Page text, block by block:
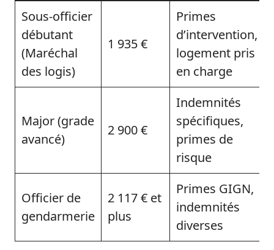
Sous-officier
débutant
(Maréchal
des logis)
1 935 €
Primes
d’intervention,
logement pris
en charge
Major (grade
avancé)
2 900 €
Indemnités
spécifiques,
primes de
risque
Officier de
gendarmerie
2 117 € et
plus
Primes GIGN,
indemnités
diverses